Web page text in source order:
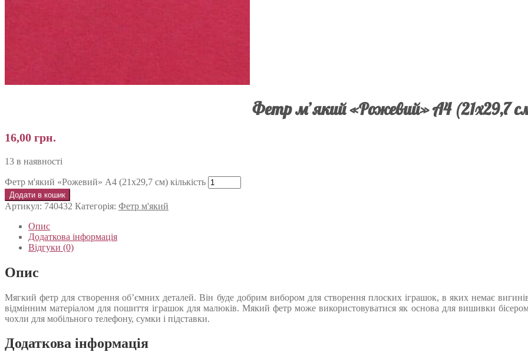
Фетр м’який «Рожевий» А4 (21х29,7
16,00 грн.
13 в наявності
Фетр м'який «Рожевий» А4 (21х29,7 см) кількість
Додати в кошик
Артикул: 740432 Категорія: Фетр м'який
Опис
Додаткова інформація
Відгуки (0)
Опис
Мягкий фетр для створення об’ємних деталей. Він буде добрим вибором для створення плоских іграшок, в яких немає
відмінним матеріалом для пошиття іграшок для малюків. Мякий фетр може використовуватися як основа для вишивки
чохли для мобільного телефону, сумки і підставки.
Додаткова інформація